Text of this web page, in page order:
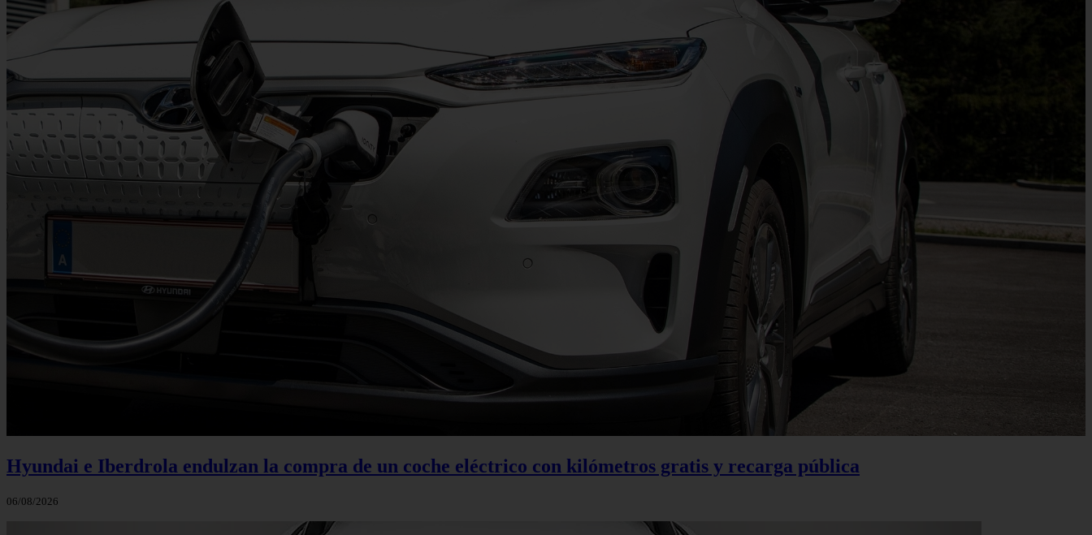
Hyundai e Iberdrola endulzan la compra de un coche eléctrico con kilómetros gratis y recarga pública
06/08/2026